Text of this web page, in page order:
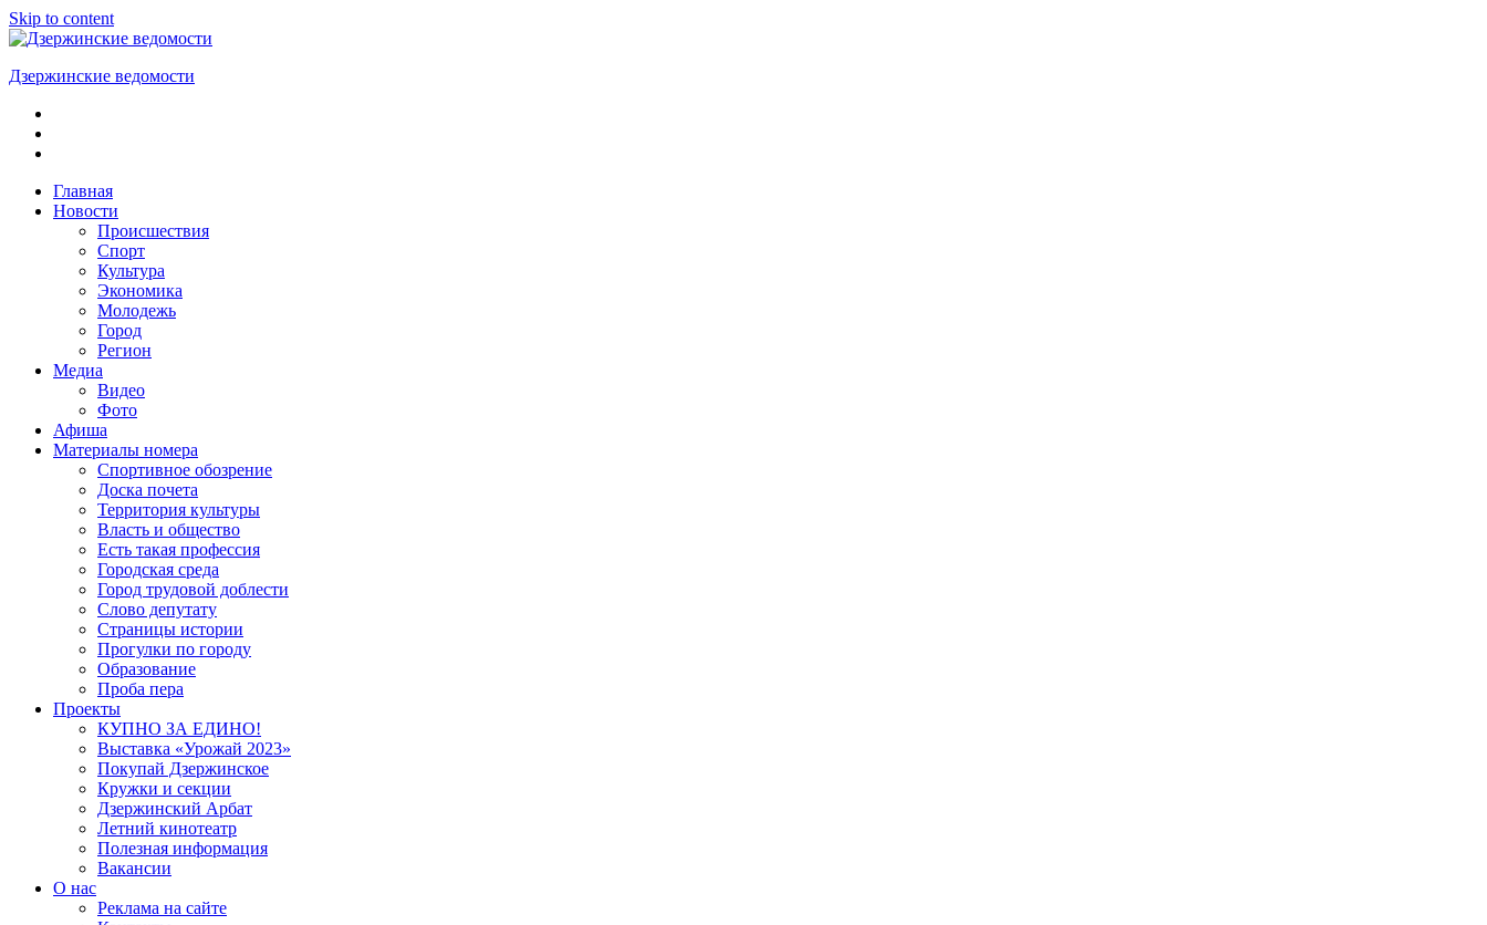
Skip to content
Дзержинские ведомости
ОБЩЕСТВЕННО-
ПОЛИТИЧЕСКАЯ
ГАЗЕТАГлавная
Новости
Происшествия
Спорт
Культура
Экономика
Молодежь
Город
Регион
Медиа
Видео
Фото
Афиша
Материалы номера
Спортивное обозрение
Доска почета
Территория культуры
Власть и общество
Есть такая профессия
Городская среда
Город трудовой доблести
Слово депутату
Страницы истории
Прогулки по городу
Образование
Проба пера
Проекты
КУПНО ЗА ЕДИНО!
Выставка «Урожай 2023»
Покупай Дзержинское
Кружки и секции
Дзержинский Арбат
Летний кинотеатр
Полезная информация
Вакансии
О нас
Реклама на сайте